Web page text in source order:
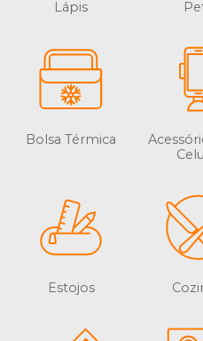
Lápis
Bolsa Térmica
Estojos